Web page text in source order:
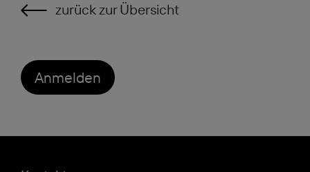
zurück zur Übersicht
Anmelden